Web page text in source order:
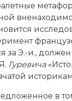
Э.-и.,
Гуревича
в